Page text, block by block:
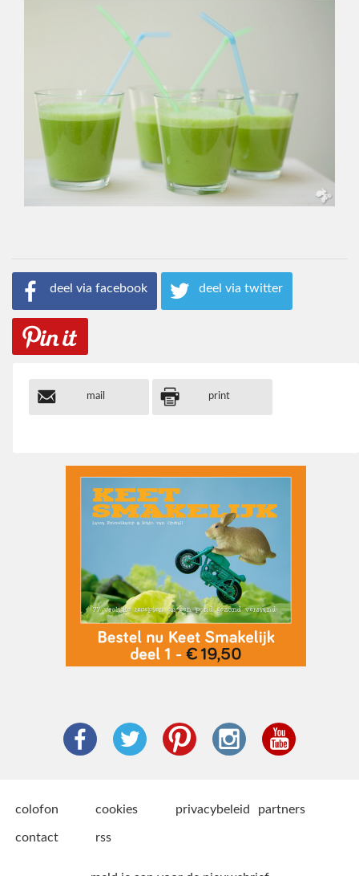
deel via facebook deel via twitter
mail print
colofon cookies privacybeleid partners
contact rss